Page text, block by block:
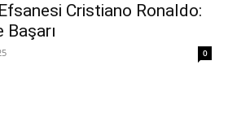
Cristiano Ronaldo:
Başarı
0